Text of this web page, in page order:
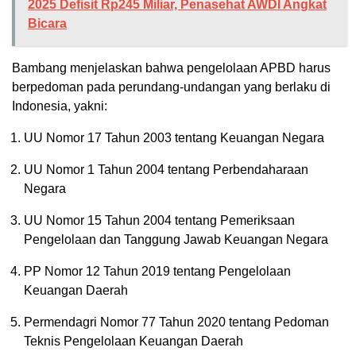
2025 Defisit Rp245 Miliar, Penasehat AWDI Angkat
Bicara
Bambang menjelaskan bahwa pengelolaan APBD harus
berpedoman pada perundang-undangan yang berlaku di
Indonesia, yakni:
UU Nomor 17 Tahun 2003 tentang Keuangan Negara
UU Nomor 1 Tahun 2004 tentang Perbendaharaan
Negara
UU Nomor 15 Tahun 2004 tentang Pemeriksaan
Pengelolaan dan Tanggung Jawab Keuangan Negara
PP Nomor 12 Tahun 2019 tentang Pengelolaan
Keuangan Daerah
Permendagri Nomor 77 Tahun 2020 tentang Pedoman
Teknis Pengelolaan Keuangan Daerah